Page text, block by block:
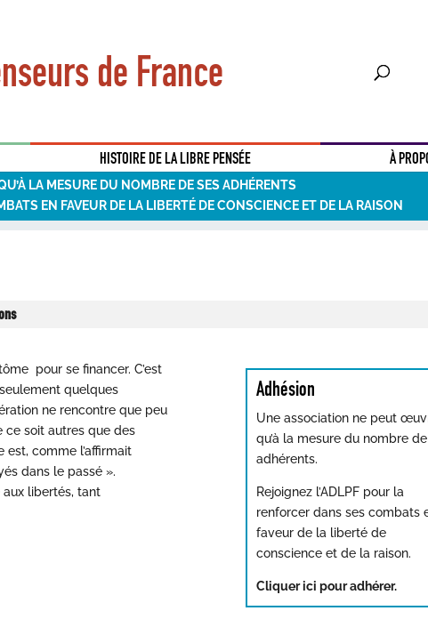
de France
HISTOIRE DE LA LIBRE PENSÉE À
LA MESURE DU NOMBRE DE SES ADHÉRENTS
EN FAVEUR DE LA LIBERTÉ DE CONSCIENCE ET DE LA RAISON
pour se financer. C’est
quelques
ne rencontre que peu
ce soit autres que des
comme l’affirmait
dans le passé ».
libertés, tant
Adhésion
Une association ne peut
qu’à la mesure du nombre
adhérents.
Rejoignez l’ADLPF pour la
renforcer dans ses combats
faveur de la liberté de
conscience et de la raison.
Cliquer ici pour adhérer.